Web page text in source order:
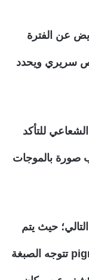
عن الفترة
سريري ويحدد
للتأكد
صورة بالموجات
حيث يتم
حقن المريض بحقة وريدية بصبغة pigment تتوجه الصبغة